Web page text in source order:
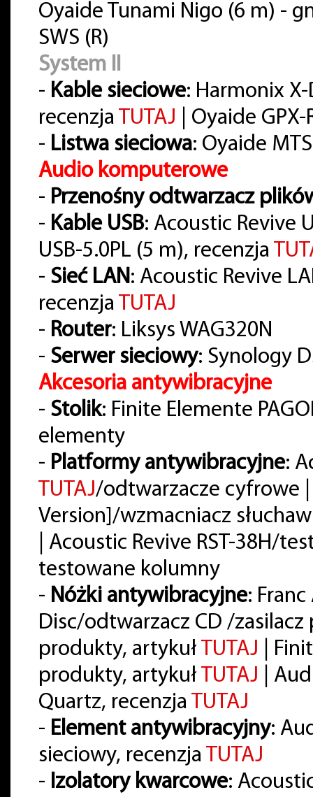
Oyaide Tunami Nigo (6 m) -
SWS (R)
System II
- Kable sieciowe: Harmonix
recenzja TUTAJ | Oyaide
- Listwa sieciowa: Oyaide
Audio komputerowe
- Przenośny odtwarzacz
- Kable USB: Acoustic Revive
USB-5.0PL (5 m), recenzja
- Sieć LAN: Acoustic Revive
recenzja TUTAJ
- Router: Liksys WAG320N
- Serwer sieciowy: Synology
Akcesoria antywibracyjne
- Stolik: Finite Elemente
elementy
- Platformy antywibracyjne:
TUTAJ/odtwarzacze cyfrowe
Version]/wzmacniacz
| Acoustic Revive RST-38H/
testowane kolumny
- Nóżki antywibracyjne:
Disc/odtwarzacz CD /
produkty, artykuł TUTAJ |
produkty, artykuł TUTAJ |
Quartz, recenzja TUTAJ
- Element antywibracyjny:
sieciowy, recenzja TUTAJ
- Izolatory kwarcowe: